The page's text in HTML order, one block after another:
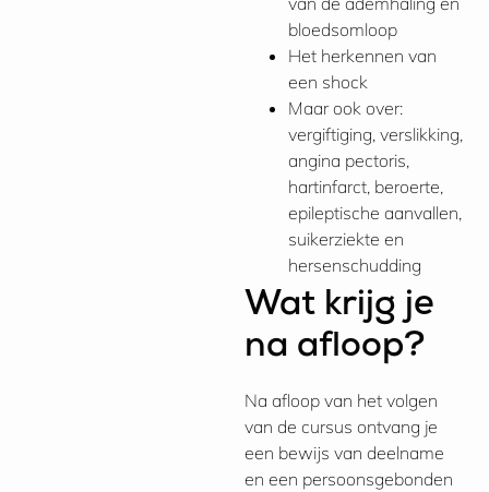
bloedsomloop
Het herkennen van
een shock
Maar ook over:
vergiftiging, verslikking,
angina pectoris,
hartinfarct, beroerte,
epileptische aanvallen,
suikerziekte en
hersenschudding
Wat krijg je
na afloop?
Na afloop van het volgen
van de cursus ontvang je
een bewijs van deelname
en een persoonsgebonden